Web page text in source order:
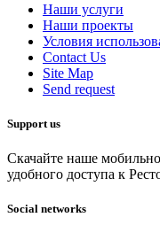
Наши услуги
Наши проекты
Условия
Contact Us
Site Map
Send request
Support us
Скачайте наше
удобного доступа к
Social networks